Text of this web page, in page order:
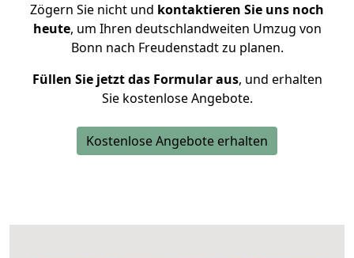
Zögern Sie nicht und kontaktieren Sie uns noch
heute, um Ihren deutschlandweiten Umzug von
Bonn nach Freudenstadt zu planen.
Füllen Sie jetzt das Formular aus, und erhalten
Sie kostenlose Angebote.
Kostenlose Angebote erhalten